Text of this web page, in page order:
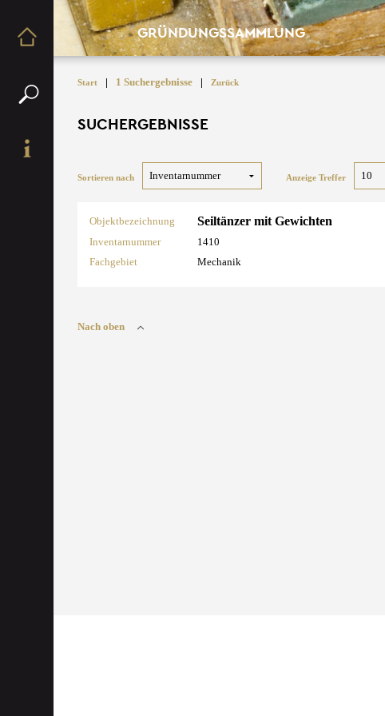
GRÜNDUNGSSAMMLUNG
Start | 1 Suchergebnisse | Zurück
SUCHERGEBNISSE
Sortieren nach Anzeige Treffer
Objektbezeichnung Seiltänzer mit Gewichten
Inventarnummer
1410
Fachgebiet
Mechanik
Nach oben